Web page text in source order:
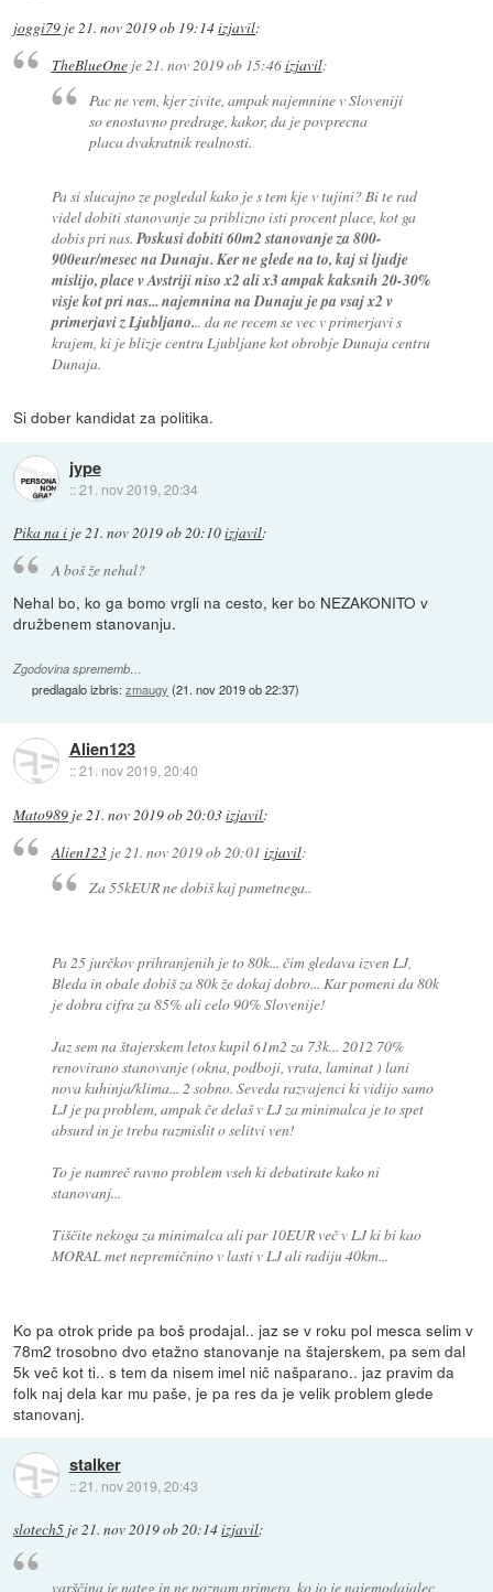
joggi79 je21. nov 2019 ob 19:14izjavil:
TheBlueOneje 21. nov 2019 ob 15:46izjavil:
Pac ne vem, kjer zivite, ampak najemnine v Sloveniji
so enostavno predrage, kakor, da je povprecna
placa dvakratnik realnosti.
Pa si slucajno ze pogledal kako je s tem kje v tujini? Bi te rad
videl dobiti stanovanje za priblizno isti procent place, kot ga
dobis pri nas. Poskusi dobiti 60m2 stanovanje za 800-
900eur/mesec na Dunaju. Ker ne glede na to, kaj si ljudje
mislijo, place v Avstriji niso x2 ali x3 ampak kaksnih 20-30%
visje kot pri nas... najemnina na Dunaju je pa vsaj x2 v
primerjavi z Ljubljano... da ne recem se vec v primerjavi s
krajem, ki je blizje centru Ljubljane kot obrobje Dunaja centru
Dunaja.
Si dober kandidat za politika.
jype
::21. nov 2019, 20:34
Pika na i je21. nov 2019 ob 20:10izjavil:
A boš že nehal?
Nehal bo, ko ga bomo vrgli na cesto, ker bo NEZAKONITO v
družbenem stanovanju.
Zgodovina sprememb…
predlagalo izbris:zmaugy (21. nov 2019 ob 22:37)
Alien123
::21. nov 2019, 20:40
Mato989 je21. nov 2019 ob 20:03izjavil:
Alien123je 21. nov 2019 ob 20:01 izjavil:
Za 55kEUR ne dobiš kaj pametnega..
Pa 25 jurčkov prihranjenih je to 80k... čim gledava izven LJ,
Bleda in obale dobiš za 80k že dokaj dobro... Kar pomeni da 80k
je dobra cifra za 85% ali celo 90% Slovenije!
Jaz sem na štajerskem letos kupil 61m2 za 73k... 2012 70%
renovirano stanovanje (okna, podboji, vrata, laminat ) lani
nova kuhinja/klima... 2 sobno. Seveda razvajenci ki vidijo samo
LJ je pa problem, ampak če delaš v LJ za minimalca je to spet
absurd in je treba razmislit o selitvi ven!
To je namreč ravno problem vseh ki debatirate kako ni
stanovanj...
Tiščite nekoga za minimalca ali par 10EUR več v LJ ki bi kao
MORAL met nepremičnino v lasti v LJ ali radiju 40km...
Ko pa otrok pride pa boš prodajal.. jaz se v roku pol mesca selim v
78m2 trosobno dvo etažno stanovanje na štajerskem, pa sem dal
5k več kot ti.. s tem da nisem imel nič našparano.. jaz pravim da
folk naj dela kar mu paše, je pa res da je velik problem glede
stanovanj.
stalker
::21. nov 2019, 20:43
slotech5 je21. nov 2019 ob 20:14izjavil:
varščina je nateg in ne poznam primera, ko jo je najemodajalec